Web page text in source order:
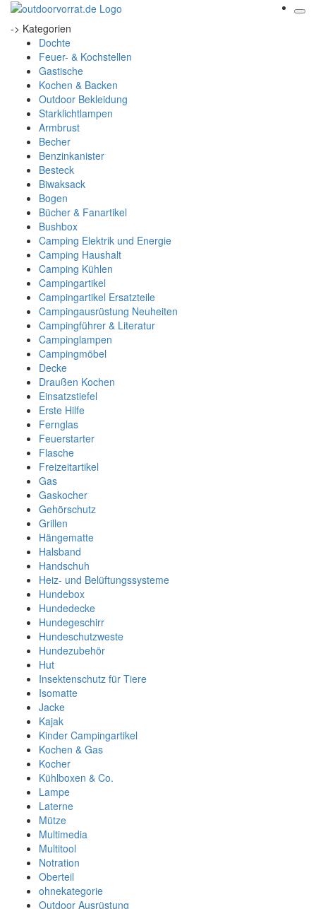
-> Kategorien
Dochte
Feuer- & Kochstellen
Gastische
Kochen & Backen
Outdoor Bekleidung
Starklichtlampen
Armbrust
Becher
Benzinkanister
Besteck
Biwaksack
Bogen
Bücher & Fanartikel
Bushbox
Camping Elektrik und Energie
Camping Haushalt
Camping Kühlen
Campingartikel
Campingartikel Ersatzteile
Campingausrüstung Neuheiten
Campingführer & Literatur
Campinglampen
Campingmöbel
Decke
Draußen Kochen
Einsatzstiefel
Erste Hilfe
Fernglas
Feuerstarter
Flasche
Freizeitartikel
Gas
Gaskocher
Gehörschutz
Grillen
Hängematte
Halsband
Handschuh
Heiz- und Belüftungssysteme
Hundebox
Hundedecke
Hundegeschirr
Hundeschutzweste
Hundezubehör
Hut
Insektenschutz für Tiere
Isomatte
Jacke
Kajak
Kinder Campingartikel
Kochen & Gas
Kocher
Kühlboxen & Co.
Lampe
Laterne
Mütze
Multimedia
Multitool
Notration
Oberteil
ohnekategorie
Outdoor Ausrüstung